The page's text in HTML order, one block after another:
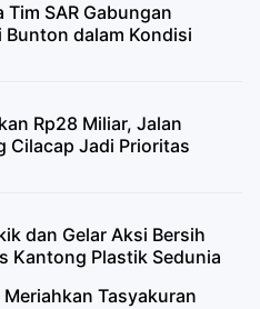
Tim SAR Gabungan
Bunton dalam Kondisi
Rp28 Miliar, Jalan
Cilacap Jadi Prioritas
dan Gelar Aksi Bersih
Kantong Plastik Sedunia
Tasyakuran